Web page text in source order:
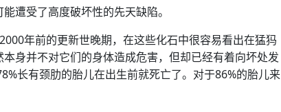
遭受了高度破坏性的先天缺陷。
年前的更新世晚期，在这些化石中很容易看出在猛犸
身并不对它们的身体造成危害，但却已经有着向坏处发
长有颈肋的胎儿在出生前就死亡了。对于86%的胎儿来